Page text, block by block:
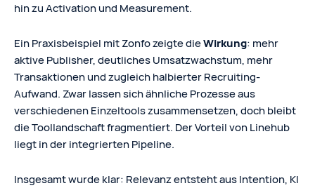
hin zu Activation und Measurement.
Ein Praxisbeispiel mit Zonfo zeigte dieWirkung: mehr
aktive Publisher, deutliches Umsatzwachstum, mehr
Transaktionen und zugleich halbierter Recruiting-
Aufwand. Zwar lassen sich ähnliche Prozesse aus
verschiedenen Einzeltools zusammensetzen, doch bleibt
die Toollandschaft fragmentiert. Der Vorteil von Linehub
liegt in der integrierten Pipeline.
Insgesamt wurde klar: Relevanz entsteht aus Intention, KI